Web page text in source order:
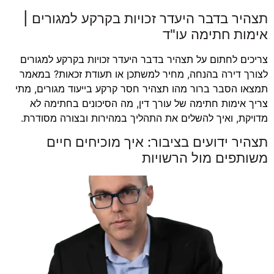
תצהיר בדבר היעדר זכויות בקרקע למגורים |
אימות חתימה עו"ד
צריכים לחתום על תצהיר בדבר היעדר זכויות בקרקע למגורים
לצורך דירה בהנחה, מחיר למשתכן או תעודת זכאות? במאמר
תמצאו הסבר ברור מהו תצהיר חסר קרקע בייעוד מגורים, מתי
צריך אימות חתימה של עורך דין, מה הסיכונים בחתימה לא
מדויקת, ואיך להשלים את התהליך במהירות ובצורה מסודרת.
תצהיר ידועים בציבור: איך מוכיחים חיים
משותפים מול הרשויות